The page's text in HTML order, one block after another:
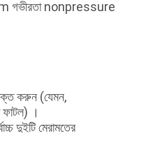
গভীরতা nonpressure
করুন (যেমন,
ফাটল) ।
দুইটি মেরামতের